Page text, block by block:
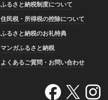
ふるさと納税制度について
住民税・所得税の控除について
ふるさと納税のお礼特典
マンガふるさと納税
よくあるご質問・お問い合わせ